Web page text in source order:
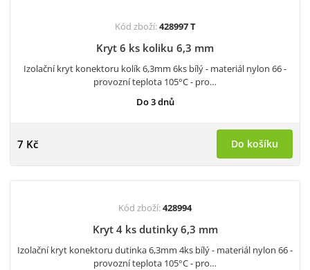
Kód zboží:428997 T
Kryt 6 ks koliku 6,3 mm
Izolační kryt konektoru kolík 6,3mm 6ks bílý - materiál nylon 66 -
provozní teplota 105°C - pro…
Do 3 dnů
7 Kč Do košíku
Kód zboží:428994
Kryt 4 ks dutinky 6,3 mm
Izolační kryt konektoru dutinka 6,3mm 4ks bílý - materiál nylon 66 -
provozní teplota 105°C - pro…